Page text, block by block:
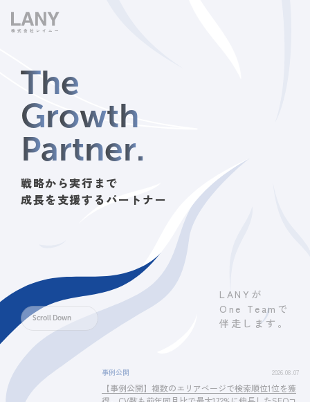
The
Growth
Partner.
戦略から実行まで
成長を支援するパートナー
Scroll Down
LANYが
One Teamで
伴走します。
事例公開 2026.08.07
【事例公開】複数のエリアページで検索順位1位を獲